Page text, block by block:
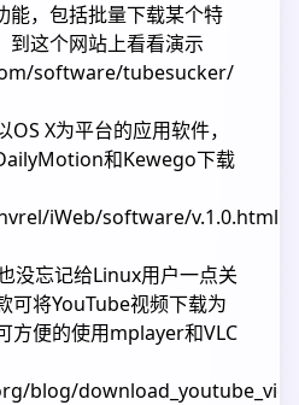
能，包括批量下载某个特
到这个网站上看看演示
software/tubesucker/
X为平台的应用软件，
和Kewego下载
iWeb/software/v.1.0.html
没忘记给Linux用户一点关
可将YouTube视频下载为
方便的使用mplayer和VLC
blog/